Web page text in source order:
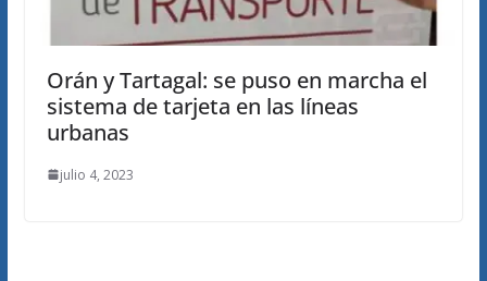
Orán y Tartagal: se puso en marcha el
sistema de tarjeta en las líneas
urbanas
julio 4, 2023